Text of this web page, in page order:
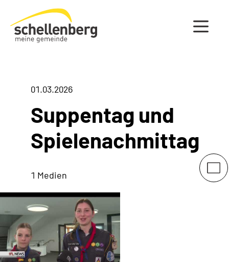
Gemeinde Schellenberg Startseite
01.03.2026
Suppentag und
Spielenachmittag
1 Medien